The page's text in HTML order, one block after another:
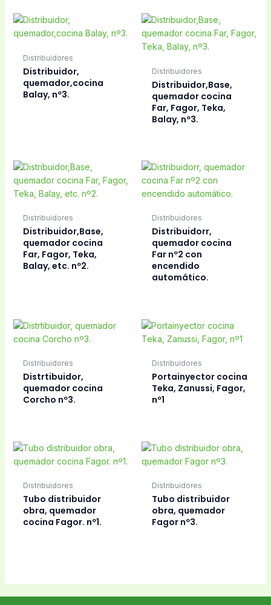
Distribuidores
Distribuidor,
quemador,cocina
Balay, nº3.
Distribuidores
Distribuidor,Base,
quemador cocina
Far, Fagor, Teka,
Balay, nº3.
Distribuidores
Distribuidor,Base,
quemador cocina
Far, Fagor, Teka,
Balay, etc. nº2.
Distribuidores
Distribuidorr,
quemador cocina
Far nº2 con
encendido
automático.
Distribuidores
Distrtibuidor,
quemador cocina
Corcho nº3.
Distribuidores
Portainyector cocina
Teka, Zanussi, Fagor,
nº1
Distribuidores
Tubo distribuidor
obra, quemador
cocina Fagor. nº1.
Distribuidores
Tubo distribuidor
obra, quemador
Fagor nº3.